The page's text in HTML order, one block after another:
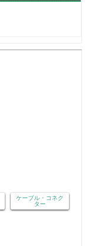
ケーブル・コネク
ター